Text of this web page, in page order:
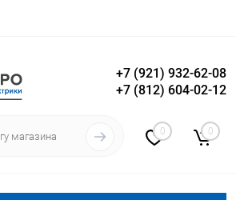
Вход Регистрация
+7 (921) 932-62-08
+7 (812) 604-02-12
0 0